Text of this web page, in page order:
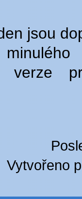
jsou
verze
Vytvořeno